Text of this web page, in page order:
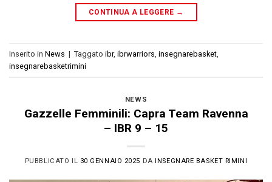
CONTINUA A LEGGERE →
Inserito in News | Taggato ibr, ibrwarriors insegnarebasket
insegnarebasketrimini
NEWS
Gazzelle Femminili: Capra Team Ravenna
– IBR 9 – 15
PUBBLICATO IL 30 GENNAIO 2025 DAINSEGNARE BASKET RIMINI